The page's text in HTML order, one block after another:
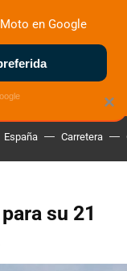
MOTOS ELÉCTRICAS
España Carretera
su 21
×
en Google